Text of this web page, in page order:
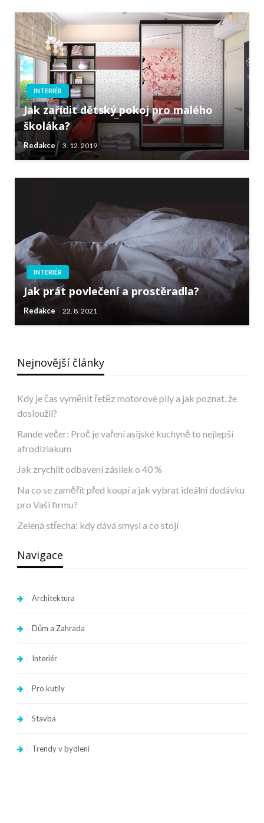
INTERIÉR
Jak zařídit dětský pokoj pro malého
školáka?
Redakce 3. 12. 2019
INTERIÉR
Jak prát povlečení a prostěradla?
Redakce 22. 8. 2021
Nejnovější články
Kdy je čas vyměnit řetěz motorové pily a jak poznat, že
dosloužil?
Rande večer: Proč je vaření asijské kuchyně to nejlepší
afrodiziakum
Jak zrychlit odbavení zásilek o 40 %
Na co se zaměřit před koupí a jak vybrat ideální dodávku
pro Vaši firmu?
Zelená střecha: kdy dává smysl a co stojí
Navigace
Architektura
Dům a Zahrada
Interiér
Pro kutily
Stavba
Trendy v bydlení